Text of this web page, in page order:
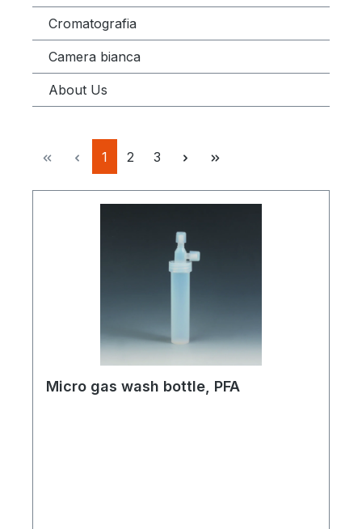
Cromatografia
Camera bianca
About Us
Pagina
1 Pagina
2 Pagina
3
Micro gas wash bottle, PFA